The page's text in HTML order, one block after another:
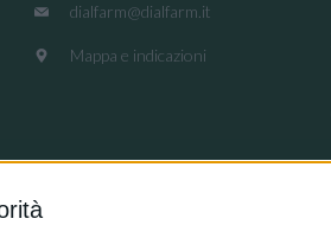
dialfarm@dialfarm.it
Mappa e indicazioni